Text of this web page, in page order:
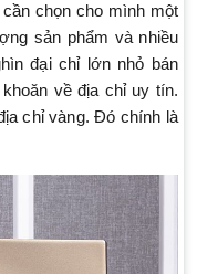
chọn cho mình một
sản phẩm và nhiều
đại chỉ lớn nhỏ bán
về địa chỉ uy tín.
chỉ vàng. Đó chính là